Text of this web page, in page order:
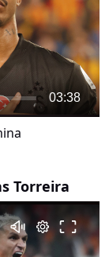
03:38
Torreira